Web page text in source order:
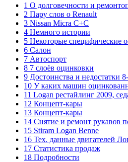
1 О долговечности и
2 Пару слов о Renault
3 Nissan Micra С+С
4 Немного истории
5 Некоторые специфические
6 Салон
7 Автоспорт
8 7 слоёв оцинковки
9 Достоинства и недостатки
10 У каких машин
11 Logan рестайлинг 2009,
12 Концепт-кары
13 Концепт-кары
14 Снятие и ремонт рукавов
15 Stiram Logan Benne
16 Тех. данные двигателей
17 Статистика продаж
18 Подробности